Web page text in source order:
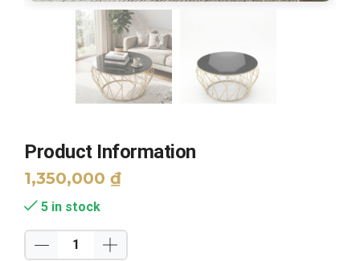
Product Information
1,350,000 ₫
5 in stock
Bàn